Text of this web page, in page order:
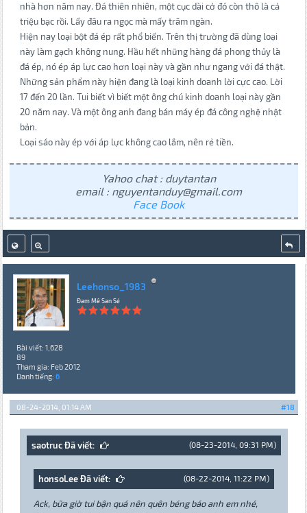
nhà hơn năm nay. Đá thiên nhiên, một cục dài cở đó còn thô là cả
triệu bạc rồi. Lấy đâu ra ngọc mà mấy trăm ngàn.
Hiện nay loại bột đá ép rất phổ biến. Trên thị trường đã dùng loại
này làm gạch không nung. Hầu hết những hàng đá phong thủy là
đá ép, nó ép áp lực cao hơn loại này và gần như ngang với đá thật.
Những sản phẩm này hiện đang là loại kinh doanh lời cực cao. Lời
17 đến 20 lần. Tui biết vì biết một ông chú kinh doanh loại này gần
20 năm nay. Và một ông anh đang bán máy ép đá công nghệ nhật
bản.
Loại sáo này ép với áp lực không cao lắm, nên rẻ tiền.
Yahoo chat : duytantan
email : nguyentanduy@gmail.com
Face Book
Leehonso_1983
Đam Mê San Sẻ
Bài viết: 1,628
89
Tham gia: Feb 2012
Danh tiếng: 6
#18
08-24-2014, 01:14 AM
(08-23-2014, 09:31 PM)
saotruc Đã viết:
(08-22-2014, 11:22 PM)
honsoLee Đã viết:
Ack, bữa giờ tui bận quá nên quên béng báo anh em nhé,